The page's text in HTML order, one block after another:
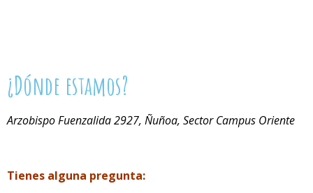
¿Dónde estamos?
Arzobispo Fuenzalida 2927, Ñuñoa, Sector Campus Oriente
Tienes alguna pregunta: